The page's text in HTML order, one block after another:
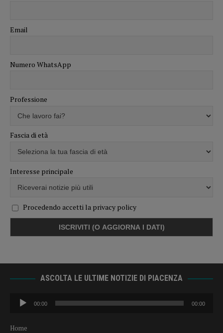
Email
Numero WhatsApp
Professione
Fascia di età
Interesse principale
Procedendo accetti la privacy policy
ASCOLTA LE ULTIME NOTIZIE DI PIACENZA
Audio
Player
00:00 00:00
Home